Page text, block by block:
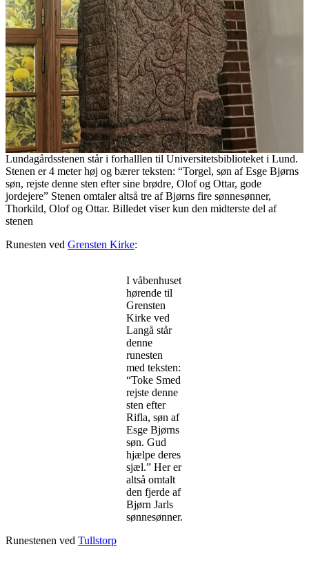
Lundagårdsstenen står i forhalllen til Universitetsbiblioteket i Lund.
Stenen er 4 meter høj og bærer teksten: “Torgel, søn af Esge Bjørns
søn, rejste denne sten efter sine brødre, Olof og Ottar, gode
jordejere” Stenen omtaler altså tre af Bjørns fire sønnesønner,
Thorkild, Olof og Ottar. Billedet viser kun den midterste del af
stenen
Runesten ved Grensten Kirke:
I våbenhuset
hørende til
Grensten
Kirke ved
Langå står
denne
runesten
med teksten:
“Toke Smed
rejste denne
sten efter
Rifla, søn af
Esge Bjørns
søn. Gud
hjælpe deres
sjæl.” Her er
altså omtalt
den fjerde af
Bjørn Jarls
sønnesønner.
Runestenen ved Tullstorp